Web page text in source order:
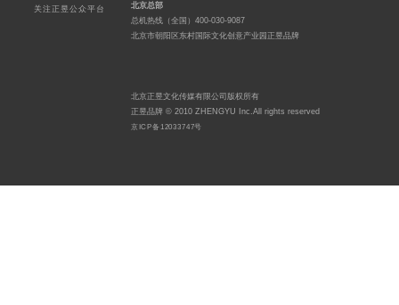
关注正昱公众平台
北京总部
总机热线（全国）400-030-9087
北京市朝阳区东村国际文化创意产业园正昱品牌
北京正昱文化传媒有限公司版权所有
正昱品牌 © 2010 ZHENGYU Inc.All rights reserved
京ICP备12033747号